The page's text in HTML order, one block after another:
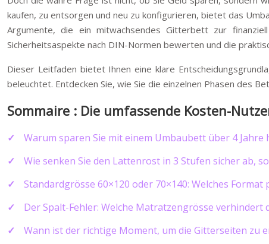
kaufen, zu entsorgen und neu zu konfigurieren, bietet das
Argumente, die ein mitwachsendes Gitterbett zur
Sicherheitsaspekte nach DIN-Normen bewerten und die
Dieser Leitfaden bietet Ihnen eine klare
beleuchtet. Entdecken Sie, wie Sie die einzelnen Phasen des
Sommaire : Die umfassende Kosten-
Warum sparen Sie mit einem Umbaubett über 4 Jahre
Wie senken Sie den Lattenrost in 3 Stufen sicher ab,
Standardgrösse 60×120 oder 70×140: Welches
Der Spalt-Fehler: Welche Matratzengrösse verhindert
Wann ist der richtige Moment, um die Gitterseiten zu